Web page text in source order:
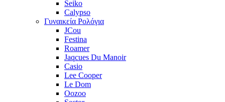
Seiko
Calypso
Γυναικεία Ρολόγια
JCou
Festina
Roamer
Jaqcues Du Manoir
Casio
Lee Cooper
Le Dom
Oozoo